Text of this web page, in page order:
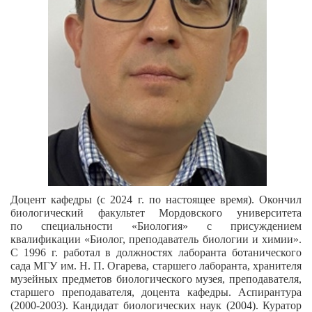
Доцент кафедры (с 2024 г. по настоящее время). Окончил
биологический факультет Мордовского университета
по специальности «Биология» с присуждением
квалификации «Биолог, преподаватель биологии и химии».
С 1996 г. работал в должностях лаборанта ботанического
сада МГУ им. Н. П. Огарева, старшего лаборанта, хранителя
музейных предметов биологического музея, преподавателя,
старшего преподавателя, доцента кафедры. Аспирантура
(2000-2003). Кандидат биологических наук (2004). Куратор